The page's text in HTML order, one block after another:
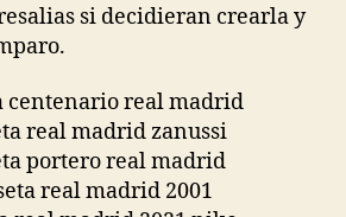
si decidieran crearla y